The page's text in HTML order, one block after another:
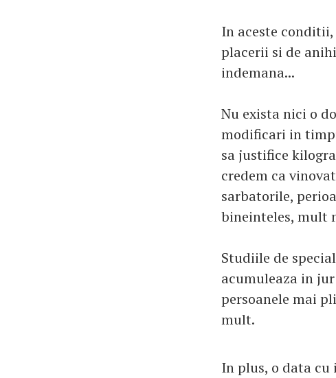
In aceste
placerii si de
indemana...
Nu exista nici o
modificari in
sa justifice
credem ca
sarbatorile,
bineinteles, mult
Studiile de
acumuleaza in
persoanele mai
mult.
In plus, o data